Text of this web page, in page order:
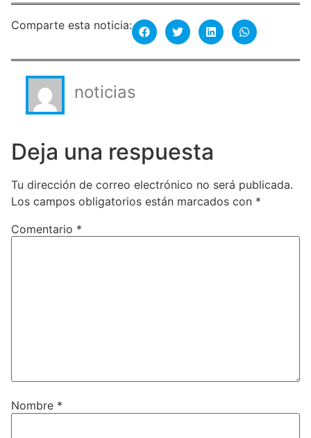
Comparte esta noticia:
noticias
Deja una respuesta
Tu dirección de correo electrónico no será publicada.
Los campos obligatorios están marcados con *
Comentario *
Nombre *